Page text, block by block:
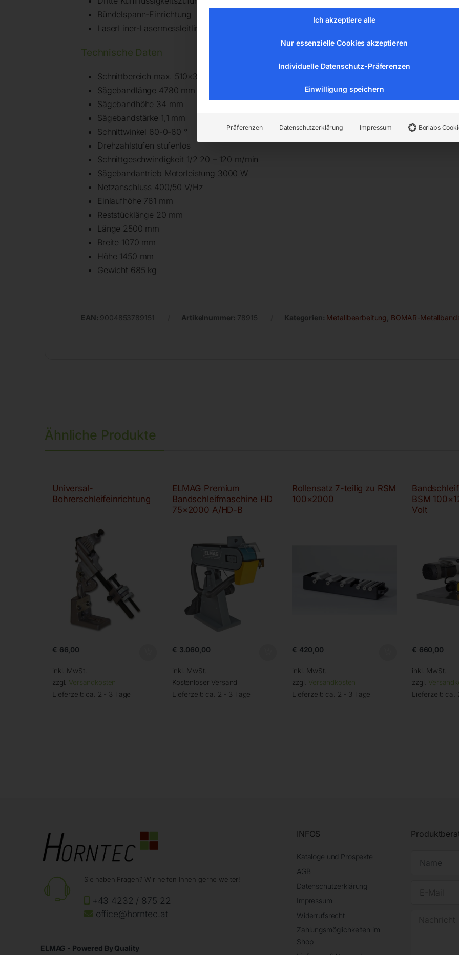
Bündelspann-Einrichtung
LaserLiner-Lasermessleitlinie
Technische Daten
Schnittbereich max. 510×350 mm
Sägebandlänge 4780 mm
Sägebandhöhe 34 mm
Sägebandstärke 1,1 mm
Schnittwinkel 60-0-60 °
Drehzahlstufen stufenlos
Schnittgeschwindigkeit 1/2 20 – 120 m/min
Sägebandantrieb Motorleistung 3000 W
Netzanschluss 400/50 V/Hz
Einlaufhöhe 761 mm
Reststücklänge 20 mm
Länge 2500 mm
Breite 1070 mm
Höhe 1450 mm
Gewicht 685 kg
EAN: 9004853789151 Artikelnummer: 78915 Kategorien: Metallbearbeitung BOMAR-
Ähnliche Produkte
Universal-
Bohrerschleifeinrichtung
€ 66,00
inkl. MwSt.
zzgl. Versandkosten
Lieferzeit: ca. 2 - 3 Tage
ELMAG Premium
Bandschleifmaschine HD
75×2000 A/HD-B
€ 3.060,00
inkl. MwSt.
Kostenloser Versand
Lieferzeit: ca. 2 - 3 Tage
Rollensatz 7-teilig zu RSM
100×2000
€ 420,00
inkl. MwSt.
zzgl. Versandkosten
Lieferzeit: ca. 2 - 3 Tage
BSM
Volt
€ 660,00
inkl. MwSt.
zzgl.
Lieferzeit: ca.
Sie haben Fragen? Wir helfen Ihnen gerne weiter!
+43 4232 / 875 22
office@horntec.at
ELMAG - Powered By Quality
INFOS
Kataloge und Prospekte
AGB
Datenschutzerklärung
Impressum
Widerrufsrecht
Zahlungsmöglichkeiten im
Shop
Ich akzeptiere alle
Nur essenzielle Cookies akzeptieren
Individuelle Datenschutz-Präferenzen
Einwilligung speichern
Präferenzen Datenschutzerklärung Impressum Borlabs